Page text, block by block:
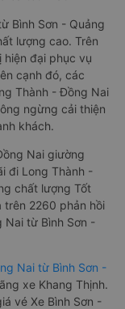
Bình Sơn - Quảng
lượng cao. Trên
đại phục vụ
cạnh đó, các
Thành - Đồng Nai
ngừng cải thiện
khách.
Nai giường
đi Long Thành -
chất lượng Tốt
2260 phản hồi
Nai từ Bình Sơn -
Nai từ Bình Sơn -
xe Khang Thịnh.
vé Xe Bình Sơn -